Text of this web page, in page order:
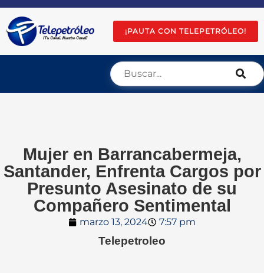
¡PAUTA CON TELEPETRÓLEO!
Mujer en Barrancabermeja,
Santander, Enfrenta Cargos por
Presunto Asesinato de su
Compañero Sentimental
marzo 13, 2024 7:57 pm
Telepetroleo